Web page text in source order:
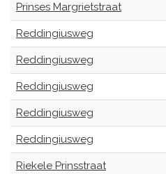
Prinses Margrietstraat
Reddingiusweg
Reddingiusweg
Reddingiusweg
Reddingiusweg
Reddingiusweg
Riekele Prinsstraat